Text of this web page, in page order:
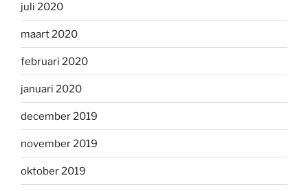
juli 2020
maart 2020
februari 2020
januari 2020
december 2019
november 2019
oktober 2019